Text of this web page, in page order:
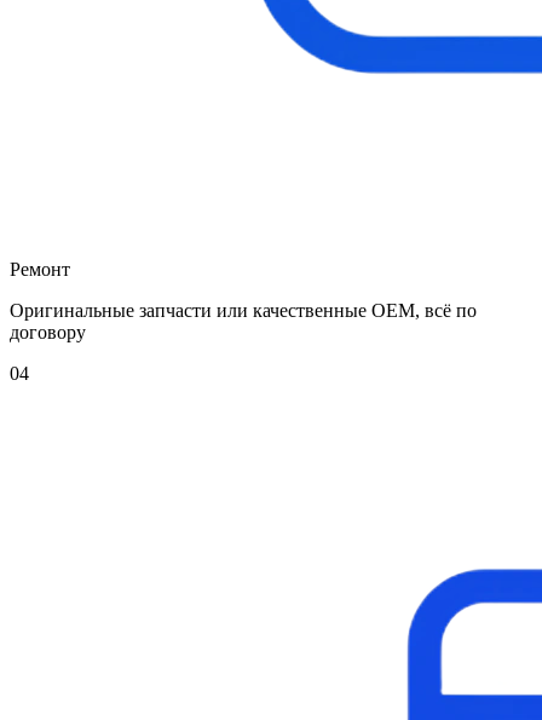
Ремонт
Оригинальные запчасти или качественные OEM, всё по
договору
04